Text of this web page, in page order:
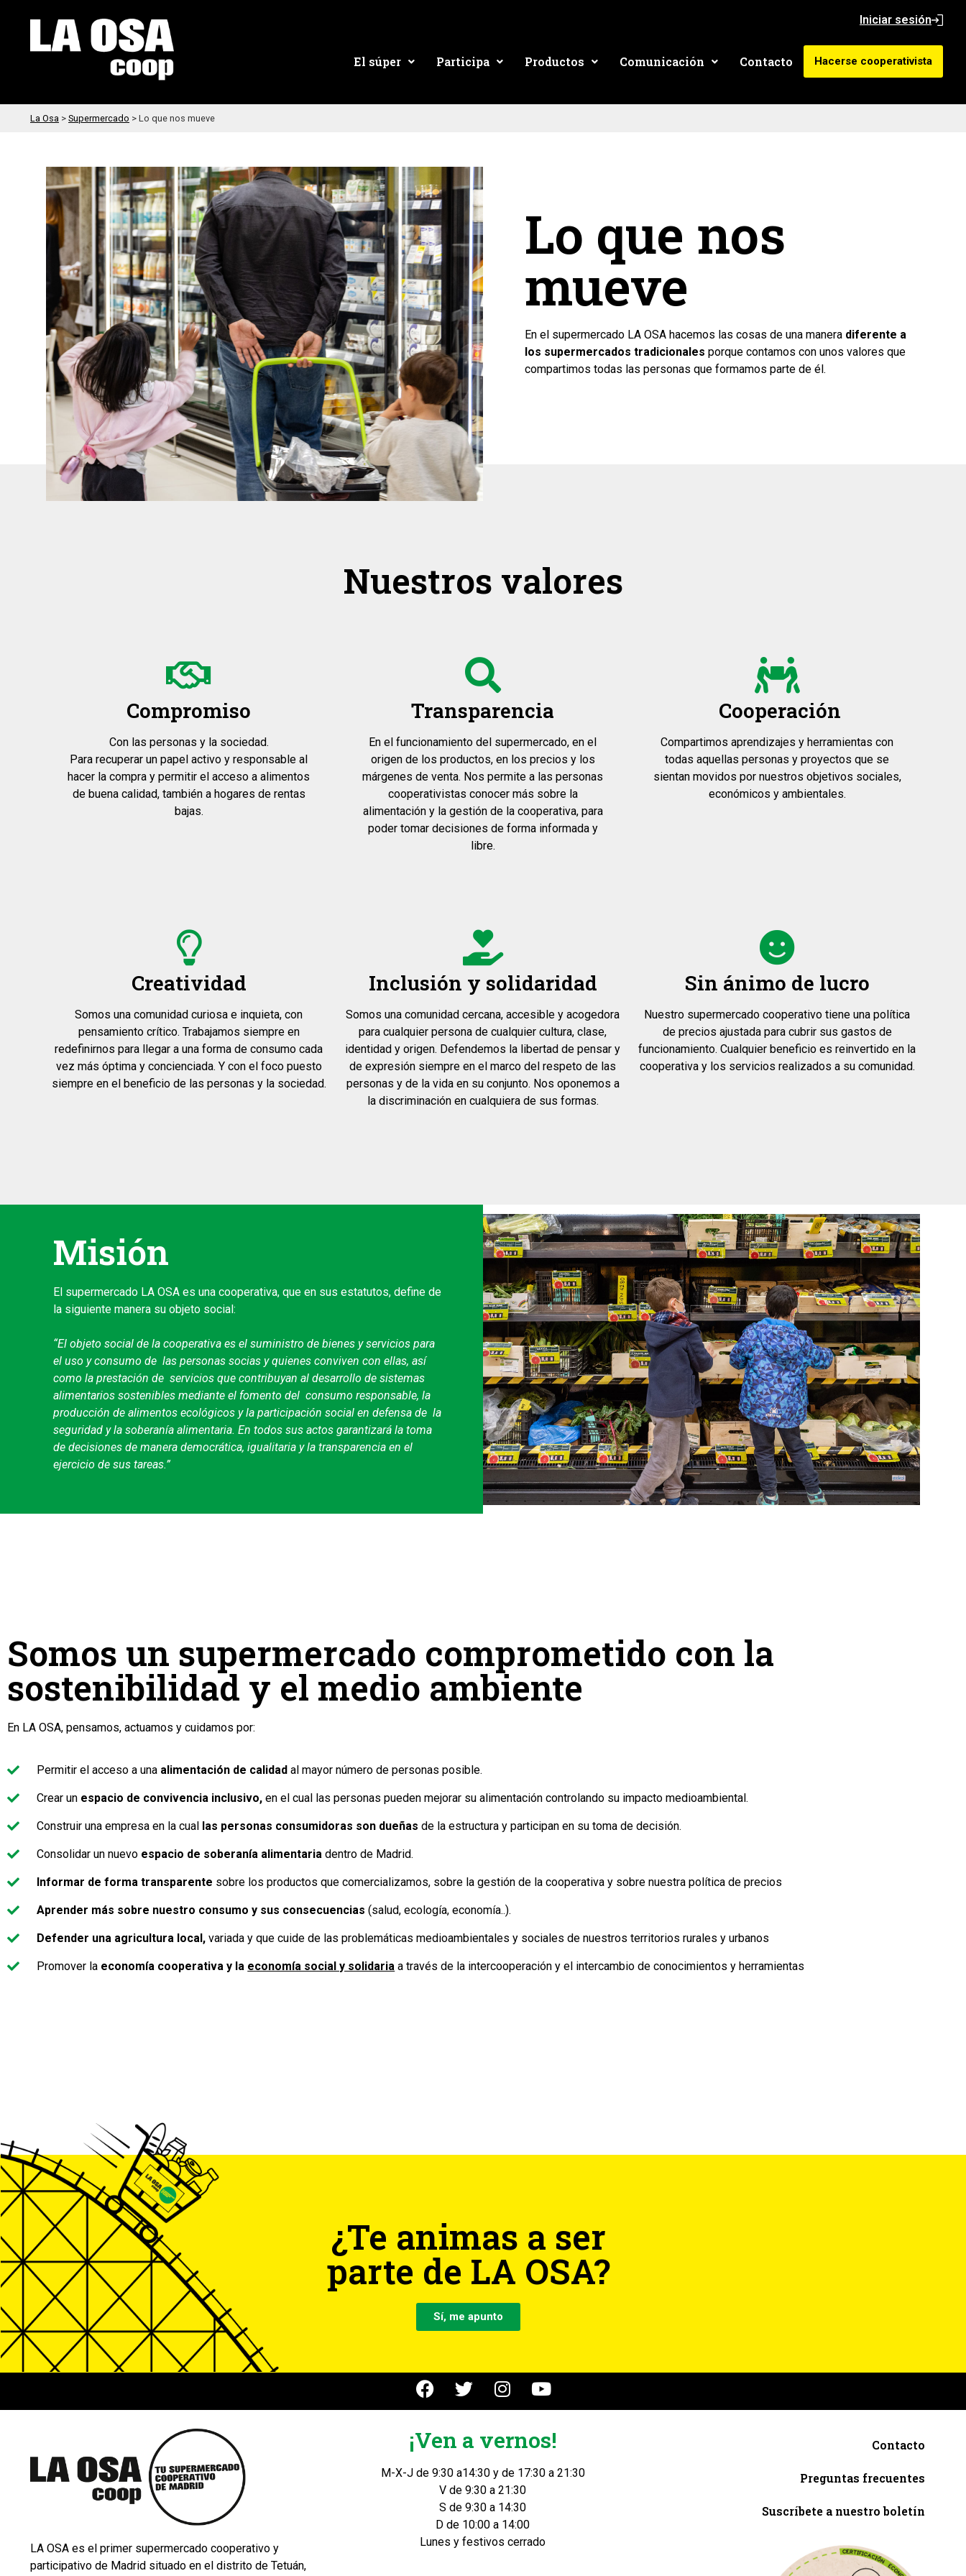
Iniciar sesión
El súper Participa Productos Comunicación Contacto Hacerse cooperativista
La Osa > Supermercado > Lo que nos mueve
Lo que nos
mueve
En el supermercado LA OSA hacemos las cosas de una manera diferente a
los supermercados tradicionales porque contamos con unos valores que
compartimos todas las personas que formamos parte de él.
Nuestros valores
Compromiso
Con las personas y la sociedad.
Para recuperar un papel activo y responsable al
hacer la compra y permitir el acceso a alimentos
de buena calidad, también a hogares de rentas
bajas.
Transparencia
En el funcionamiento del supermercado, en el
origen de los productos, en los precios y los
márgenes de venta. Nos permite a las personas
cooperativistas conocer más sobre la
alimentación y la gestión de la cooperativa, para
poder tomar decisiones de forma informada y
libre.
Cooperación
Compartimos aprendizajes y herramientas con
todas aquellas personas y proyectos que se
sientan movidos por nuestros objetivos sociales,
económicos y ambientales.
Creatividad
Somos una comunidad curiosa e inquieta, con
pensamiento crítico. Trabajamos siempre en
redefinirnos para llegar a una forma de consumo cada
vez más óptima y concienciada. Y con el foco puesto
siempre en el beneficio de las personas y la sociedad.
Inclusión y solidaridad
Somos una comunidad cercana, accesible y acogedora
para cualquier persona de cualquier cultura, clase,
identidad y origen. Defendemos la libertad de pensar y
de expresión siempre en el marco del respeto de las
personas y de la vida en su conjunto. Nos oponemos a
la discriminación en cualquiera de sus formas.
Sin ánimo de lucro
Nuestro supermercado cooperativo tiene una política
de precios ajustada para cubrir sus gastos de
funcionamiento. Cualquier beneficio es reinvertido en la
cooperativa y los servicios realizados a su comunidad.
Misión
El supermercado LA OSA es una cooperativa, que en sus estatutos, define de
la siguiente manera su objeto social:
“El objeto social de la cooperativa es el suministro de bienes y servicios para
el uso y consumo de las personas socias y quienes conviven con ellas, así
como la prestación de servicios que contribuyan al desarrollo de sistemas
alimentarios sostenibles mediante el fomento del consumo responsable, la
producción de alimentos ecológicos y la participación social en defensa de la
seguridad y la soberanía alimentaria. En todos sus actos garantizará la toma
de decisiones de manera democrática, igualitaria y la transparencia en el
ejercicio de sus tareas.”
Somos un supermercado comprometido con la
sostenibilidad y el medio ambiente
En LA OSA, pensamos, actuamos y cuidamos por:
Permitir el acceso a una alimentación de calidad al mayor número de personas posible.
Crear un espacio de convivencia inclusivo, en el cual las personas pueden mejorar su alimentación controlando su impacto medioambiental.
Construir una empresa en la cual las personas consumidoras son dueñas de la estructura y participan en su toma de decisión.
Consolidar un nuevo espacio de soberanía alimentaria dentro de Madrid.
Informar de forma transparente sobre los productos que comercializamos, sobre la gestión de la cooperativa y sobre nuestra política de precios
Aprender más sobre nuestro consumo y sus consecuencias (salud, ecología, economía..).
Defender una agricultura local,variada y que cuide de las problemáticas medioambientales y sociales de nuestros territorios rurales y urbanos
Promover la economía cooperativa y la economía social y solidaria a través de la intercooperación y el intercambio de conocimientos y herramientas
¿Te animas a ser
parte de LA OSA?
Sí, me apunto
LA OSA es el primer supermercado cooperativo y
participativo de Madrid situado en el distrito de Tetuán,
¡Ven a vernos!
M-X-J de 9:30 a14:30 y de 17:30 a 21:30
V de 9:30 a 21:30
S de 9:30 a 14:30
D de 10:00 a 14:00
Lunes y festivos cerrado
Contacto
Preguntas frecuentes
Suscríbete a nuestro boletín